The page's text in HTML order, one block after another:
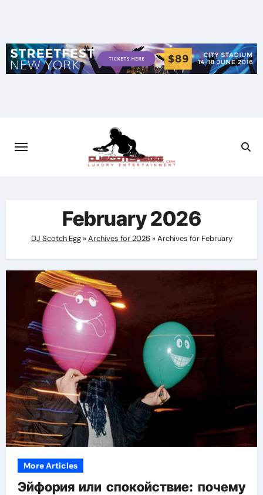
February 2026
DJ Scotch Egg»Archives for 2026»Archives for February
More Articles
Эйфория или спокойствие: почему